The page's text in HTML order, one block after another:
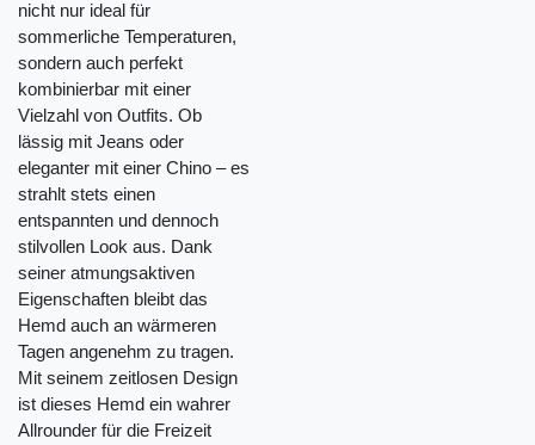
nicht nur ideal für
sommerliche Temperaturen,
sondern auch perfekt
kombinierbar mit einer
Vielzahl von Outfits. Ob
lässig mit Jeans oder
eleganter mit einer Chino – es
strahlt stets einen
entspannten und dennoch
stilvollen Look aus. Dank
seiner atmungsaktiven
Eigenschaften bleibt das
Hemd auch an wärmeren
Tagen angenehm zu tragen.
Mit seinem zeitlosen Design
ist dieses Hemd ein wahrer
Allrounder für die Freizeit